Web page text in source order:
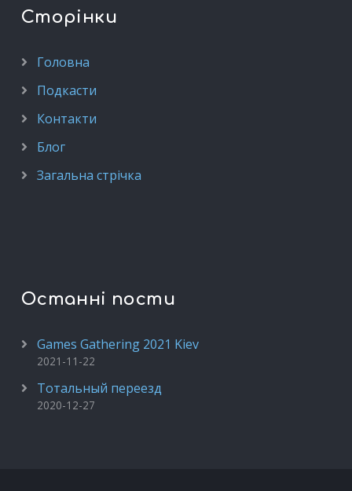
Сторінки
Головна
Подкасти
Контакти
Блог
Загальна стрічка
Останні пости
Games Gathering 2021 Kiev
2021-11-22
Тотальный переезд
2020-12-27